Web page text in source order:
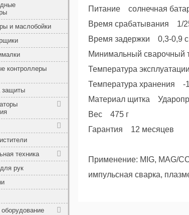
и маслобойки
контроллеры
защиты
техника
рук
Питание солнечная
Время срабатывания 1/
Время задержки 0,3-0,9
Минимальный сварочный
Температура
Температура хранения -
Материал щитка
Вес 475 г
Гарантия 12 месяцев
Применение: MIG, MAG/
импульсная сварка,